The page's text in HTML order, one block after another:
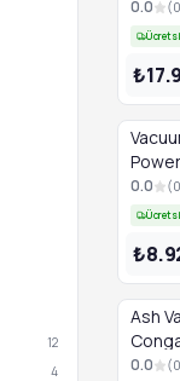
12
4
Beyaz
0.0 (0
0.0 (0
Ash
black
0.0 (0